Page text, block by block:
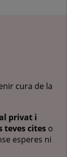
cura de la
privat i
teves cites o
esperes ni